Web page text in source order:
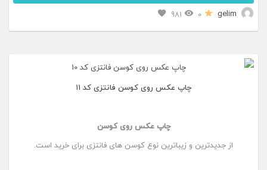
gelim
0
981
چاپ عکس روی کوسن فانتزی کد ۱۱
چاپ عکس روی کوسن
از جدیدترین و زیباترین نوع کوسن های فانتزی برای خرید است.